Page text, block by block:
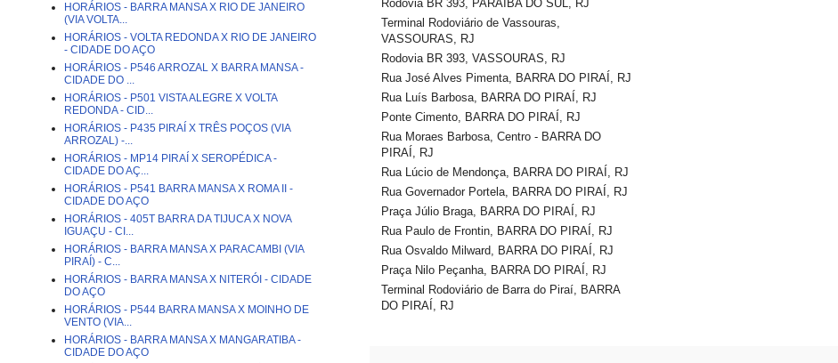
Rodovia BR 393, PARAÍBA DO SUL, RJ
Terminal Rodoviário de Vassouras,
VASSOURAS, RJ
Rodovia BR 393, VASSOURAS, RJ
Rua José Alves Pimenta, BARRA DO PIRAÍ, RJ
Rua Luís Barbosa, BARRA DO PIRAÍ, RJ
Ponte Cimento, BARRA DO PIRAÍ, RJ
Rua Moraes Barbosa, Centro - BARRA DO
PIRAÍ, RJ
Rua Lúcio de Mendonça, BARRA DO PIRAÍ, RJ
Rua Governador Portela, BARRA DO PIRAÍ, RJ
Praça Júlio Braga, BARRA DO PIRAÍ, RJ
Rua Paulo de Frontin, BARRA DO PIRAÍ, RJ
Rua Osvaldo Milward, BARRA DO PIRAÍ, RJ
Praça Nilo Peçanha, BARRA DO PIRAÍ, RJ
Terminal Rodoviário de Barra do Piraí, BARRA
DO PIRAÍ, RJ
HORÁRIOS - BARRA MANSA X RIO DE JANEIRO
(VIA VOLTA...
HORÁRIOS - VOLTA REDONDA X RIO DE JANEIRO
- CIDADE DO AÇO
HORÁRIOS - P546 ARROZAL X BARRA MANSA -
CIDADE DO ...
HORÁRIOS - P501 VISTA ALEGRE X VOLTA
REDONDA - CID...
HORÁRIOS - P435 PIRAÍ X TRÊS POÇOS (VIA
ARROZAL) -...
HORÁRIOS - MP14 PIRAÍ X SEROPÉDICA -
CIDADE DO AÇ...
HORÁRIOS - P541 BARRA MANSA X ROMA II -
CIDADE DO AÇO
HORÁRIOS - 405T BARRA DA TIJUCA X NOVA
IGUAÇU - CI...
HORÁRIOS - BARRA MANSA X PARACAMBI (VIA
PIRAÍ) - C...
HORÁRIOS - BARRA MANSA X NITERÓI - CIDADE
DO AÇO
HORÁRIOS - P544 BARRA MANSA X MOINHO DE
VENTO (VIA...
HORÁRIOS - BARRA MANSA X MANGARATIBA -
CIDADE DO AÇO